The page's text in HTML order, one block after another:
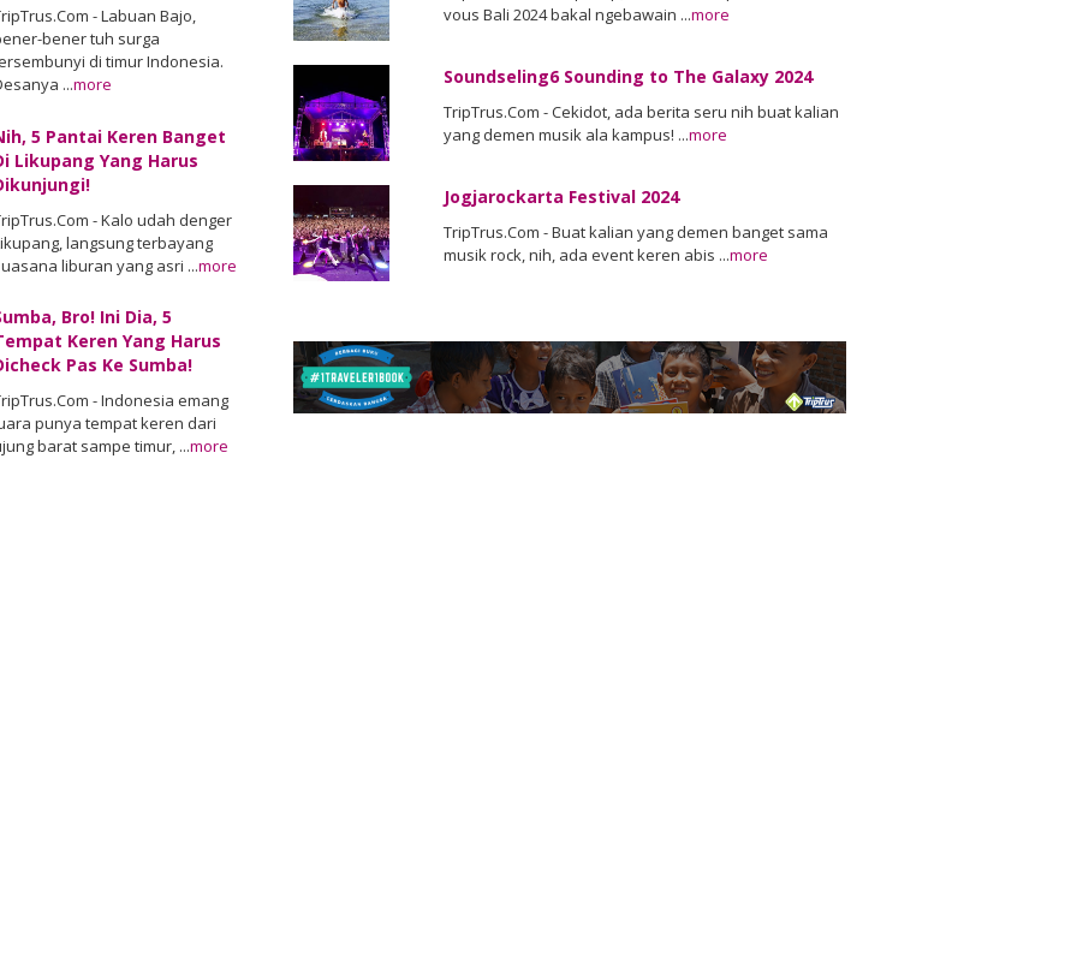
- Labuan Bajo,
bener tuh surga
di timur Indonesia.
...more
5 Pantai Keren Banget
Likupang Yang Harus
- Kalo udah denger
langsung terbayang
liburan yang asri ...more
Bro! Ini Dia, 5
Keren Yang Harus
Pas Ke Sumba!
- Indonesia emang
punya tempat keren dari
barat sampe timur, ...more
vous Bali 2024 bakal ngebawain ...more
Soundseling6 Sounding to The Galaxy 2024
TripTrus.Com - Cekidot, ada berita seru nih buat kalian
yang demen musik ala kampus! ...more
Jogjarockarta Festival 2024
TripTrus.Com - Buat kalian yang demen banget sama
musik rock, nih, ada event keren abis ...more